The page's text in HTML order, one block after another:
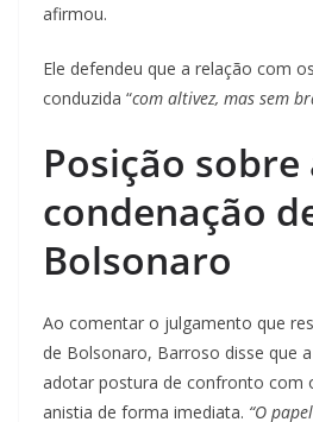
afirmou.
Ele defendeu que a relação com
conduzida “com altivez, mas sem
Posição sobre
condenação
Bolsonaro
Ao comentar o julgamento que
de Bolsonaro, Barroso disse que
adotar postura de confronto com
anistia de forma imediata. “O